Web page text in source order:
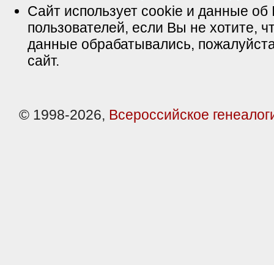
Сайт использует cookie и данные об
пользователей, если Вы не хотите,
данные обрабатывались,
сайт.
© 1998-2026, Всероссийское